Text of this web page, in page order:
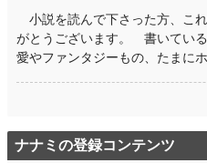
更新日時 2025.10.27 21:10
初回公開日時 2025.10.27 21:10
月間ポイント 0 pt (228,661 位)
小説を読んで下さった方、こ
がとうございます。 書いてい
愛やファンタジーもの、たまにホ
ナナミの登録コンテンツ